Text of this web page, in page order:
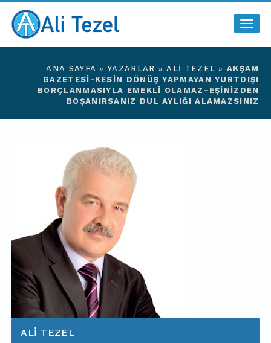
ANA SAYFA »YAZARLAR »ALI TEZEL »AKŞAM
GAZETESI-KESIN DÖNÜŞ YAPMAYAN YURTDIŞI
BORÇLANMASIYLA EMEKLI OLAMAZ–EŞINIZDEN
BOŞANIRSANIZ DUL AYLIĞI ALAMAZSINIZ
ALI TEZEL